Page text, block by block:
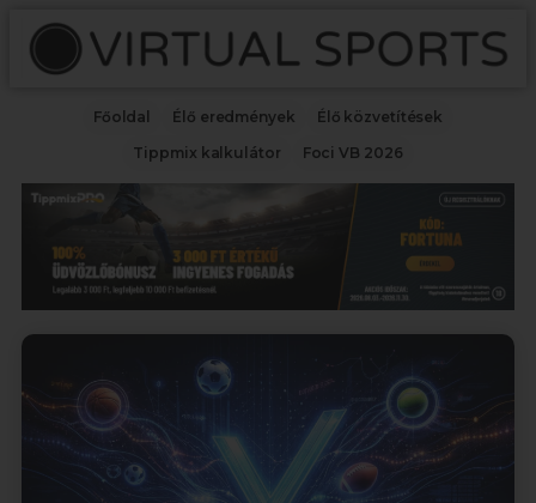
Főoldal Élő eredmények
Élő közvetítések
Tippmix kalkulátor
Foci VB 2026